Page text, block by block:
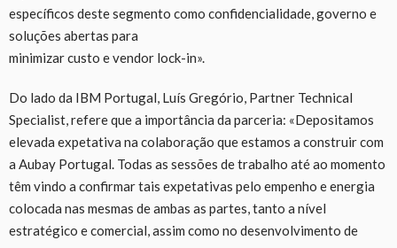
específicos deste segmento como confidencialidade, governo e
soluções abertas para
minimizar custo e vendor lock-in».
Do lado da IBM Portugal, Luís Gregório, Partner Technical
Specialist, refere que a importância da parceria: «Depositamos
elevada expetativa na colaboração que estamos a construir com
a Aubay Portugal. Todas as sessões de trabalho até ao momento
têm vindo a confirmar tais expetativas pelo empenho e energia
colocada nas mesmas de ambas as partes, tanto a nível
estratégico e comercial, assim como no desenvolvimento de